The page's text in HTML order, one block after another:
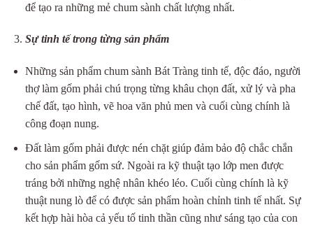
để tạo ra những mẻ chum sành chất lượng nhất.
Sự tinh tế trong từng sản phẩm
Những sản phẩm chum sành Bát Tràng tinh tế, độc đáo, người
thợ làm gốm phải chú trọng từng khâu chọn đất, xử lý và pha
chế đất, tạo hình, vẽ hoa văn phủ men và cuối cùng chính là
công đoạn nung.
Đất làm gốm phải được nén chặt giúp đảm bảo độ chắc chắn
cho sản phẩm gốm sứ. Ngoài ra kỹ thuật tạo lớp men được
tráng bởi những nghệ nhân khéo léo. Cuối cùng chính là kỹ
thuật nung lò để có được sản phẩm hoàn chỉnh tinh tế nhất. Sự
kết hợp hài hòa cả yếu tố tinh thần cũng như sáng tạo của con